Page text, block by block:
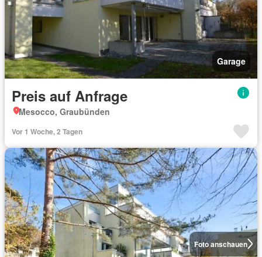
Garage
Preis auf Anfrage
Mesocco, Graubünden
Vor 1 Woche, 2 Tagen
Foto anschauen